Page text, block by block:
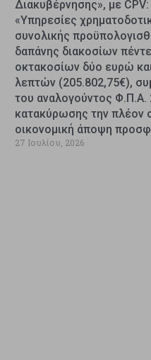
Διακυβέρνησης», με
«Υπηρεσίες
συνολικής
δαπάνης διακοσίων
οκτακοσίων δύο ευρώ
λεπτών (205.802,75€),
του αναλογούντος Φ.Π.Α.
κατακύρωσης την πλέον
οικονομική άποψη
27 Ιουλίου, 2026